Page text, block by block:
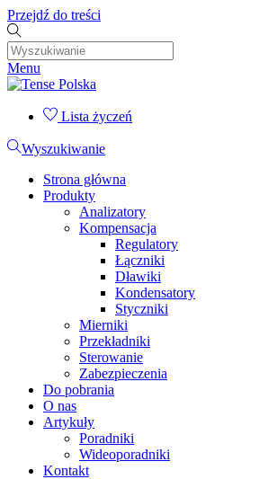
Przejdź do treści
Menu
Lista życzeń
Wyszukiwanie
Strona główna
Produkty
Analizatory
Kompensacja
Regulatory
Łączniki
Dławiki
Kondensatory
Styczniki
Mierniki
Przekładniki
Sterowanie
Zabezpieczenia
Do pobrania
O nas
Artykuły
Poradniki
Wideoporadniki
Kontakt